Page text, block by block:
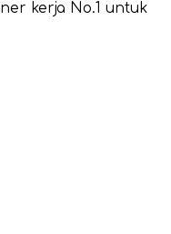
kerja No.1 untuk